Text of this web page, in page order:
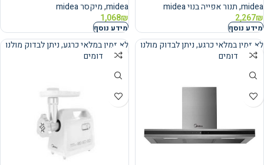
midea
,תנור אפייה בנוי midea
2,267₪
מידע נוסף
midea
,מיקסר midea
1,068₪
מידע נוסף
נמכר
לא זמין במלאי כרגע, ניתן לבדוק מולנו
מוצרים דומים
נמכר
לא זמין במלאי כרגע, ניתן לבדוק מולנו
מוצרים דומים